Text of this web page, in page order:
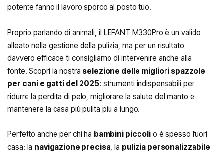
potente fanno il lavoro sporco al posto tuo.
Proprio parlando di animali, il LEFANT M330Pro è un valido
alleato nella gestione della pulizia, ma per un risultato
davvero efficace ti consigliamo di intervenire anche alla
fonte. Scopri la nostra selezione delle migliori spazzole
per cani e gatti del 2025: strumenti indispensabili per
ridurre la perdita di pelo, migliorare la salute del manto e
mantenere la casa più pulita più a lungo.
Perfetto anche per chi ha bambini piccoli o è spesso fuori
casa: la navigazione precisa, la pulizia personalizzabile